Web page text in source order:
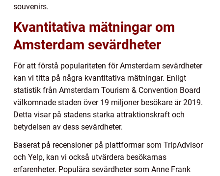
souvenirs.
Kvantitativa mätningar om
Amsterdam sevärdheter
För att förstå populariteten för Amsterdam sevärdheter
kan vi titta på några kvantitativa mätningar. Enligt
statistik från Amsterdam Tourism & Convention Board
välkomnade staden över 19 miljoner besökare år 2019.
Detta visar på stadens starka attraktionskraft och
betydelsen av dess sevärdheter.
Baserat på recensioner på plattformar som TripAdvisor
och Yelp, kan vi också utvärdera besökarnas
erfarenheter. Populära sevärdheter som Anne Frank